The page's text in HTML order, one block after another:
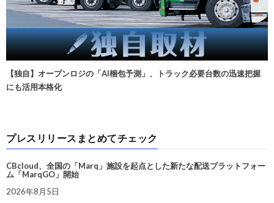
【独自】オープンロジの「AI梱包予測」、トラック必要台数の迅速把握
にも活用本格化
プレスリリースまとめてチェック
CBcloud、全国の「Marq」施設を起点とした新たな配送プラットフォー
ム「MarqGO」開始
2026年8月5日